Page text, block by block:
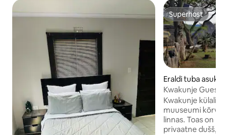
Superhost
Superhost
Eraldi tuba
Kwakunje Guest
Kwakunje
muuseumi kõrval
linnas. Toas on
privaatne dušš,